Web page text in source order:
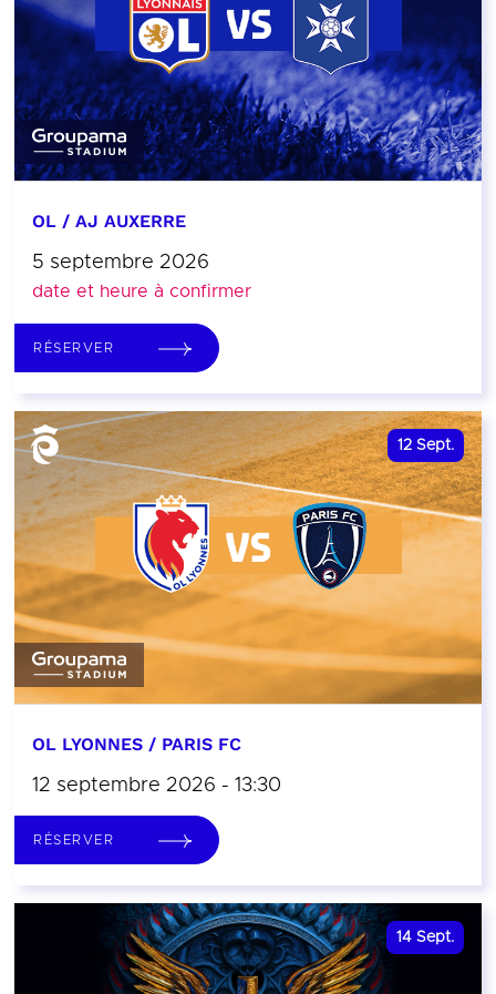
OL / AJ AUXERRE
5 septembre 2026
date et heure à confirmer
RÉSERVER
12 Sept.
OL LYONNES / PARIS FC
12 septembre 2026 - 13:30
RÉSERVER
14 Sept.